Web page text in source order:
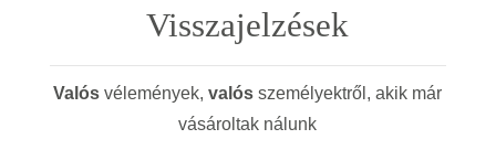
Visszajelzések
Valós vélemények,valós személyektről, akik már
vásároltak nálunk